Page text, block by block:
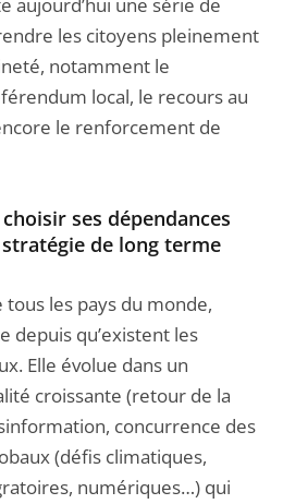
les citoyens pleinement
notamment le
local, le recours au
le renforcement de
ses dépendances
stratégie de long terme
tous les pays du monde,
depuis qu’existent les
Elle évolue dans un
croissante (retour de la
concurrence des
(défis climatiques,
numériques…) qui